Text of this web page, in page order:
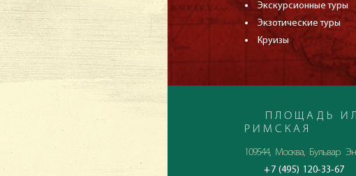
Экскурсионные туры
Экзотические туры
Круизы
ПЛОЩАДЬ
РИМСКАЯ
109544, Москва, Бульвар
+7 (495) 120-33-67